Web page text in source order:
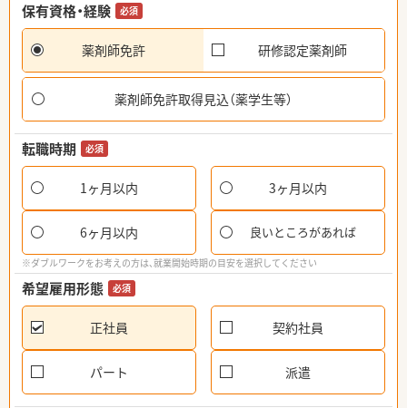
保有資格・経験
必須
薬剤師免許 研修認定薬剤師
薬剤師免許取得見込（薬学生等）
転職時期 必須
1ヶ月以内 3ヶ月以内
6ヶ月以内 良いところがあれば
※ダブルワークをお考えの方は、就業開始時期の目安を選択してください
希望雇用形態 必須
正社員 契約社員
パート 派遣